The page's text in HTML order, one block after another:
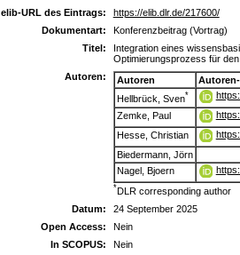
elib-URL des Eintrags:
https://elib.dlr.de/217600/
Dokumentart:
Konferenzbeitrag (Vortrag)
Titel:
Integration eines
Optimierungsprozess für
Autoren:
Autoren
Hellbrück, Sven*
Zemke, Paul
Hesse, Christian
Biedermann, Jörn
Nagel, Bjoern
*DLR corresponding author
Datum:
24 September 2025
Open Access:
Nein
In SCOPUS:
Nein